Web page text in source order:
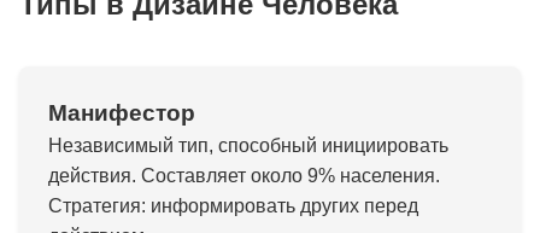
Манифестор
Независимый тип, способный инициировать
действия. Составляет около 9% населения.
Стратегия: информировать других перед